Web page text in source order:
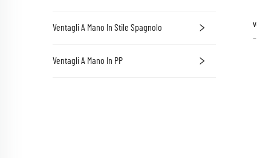
Ventagli A Mano In Stile Spagnolo
Ventagli A Mano In PP